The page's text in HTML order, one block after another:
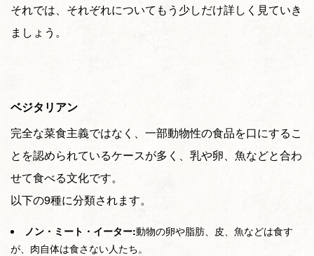
それでは、それぞれについてもう少しだけ詳しく見ていき
ましょう。
ベジタリアン
完全な菜食主義ではなく、一部動物性の食品を口にするこ
とを認められているケースが多く、乳や卵、魚などと合わ
せて食べる文化です。
以下の9種に分類されます。
ノン・ミート・イーター:動物の卵や脂肪、皮、魚などは食す
が、肉自体は食さない人たち。